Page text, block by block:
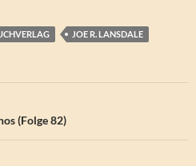
JOE R. LANSDALE
(Folge 82)